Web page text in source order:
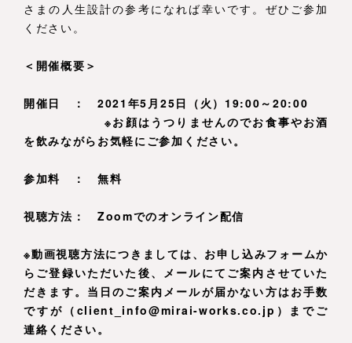
さまの人生設計の参考になれば幸いです。ぜひご参加
ください。
＜開催概要＞
開催日 ： 2021年5月25日（火）19:00～20:00
※お顔はうつりませんのでお食事やお酒
を飲みながらお気軽にご参加ください。
参加料 ： 無料
視聴方法： Zoomでのオンライン配信
※動画視聴方法につきましては、お申し込みフォームか
らご登録いただいた後、メールにてご案内させていた
だきます。当日のご案内メールが届かない方はお手数
ですが（client_info@mirai-works.co.jp）までご
連絡ください。